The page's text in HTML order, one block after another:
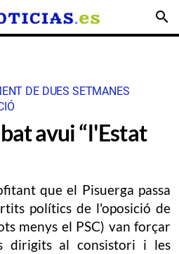
search
DE DUES SETMANES
avui “l'Estat
que el Pisuerga passa
polítics de l'oposició de
menys el PSC) van forçar
dirigits al consistori i les